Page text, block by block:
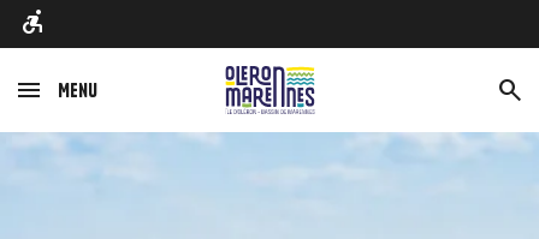
Menu
Afbeelding